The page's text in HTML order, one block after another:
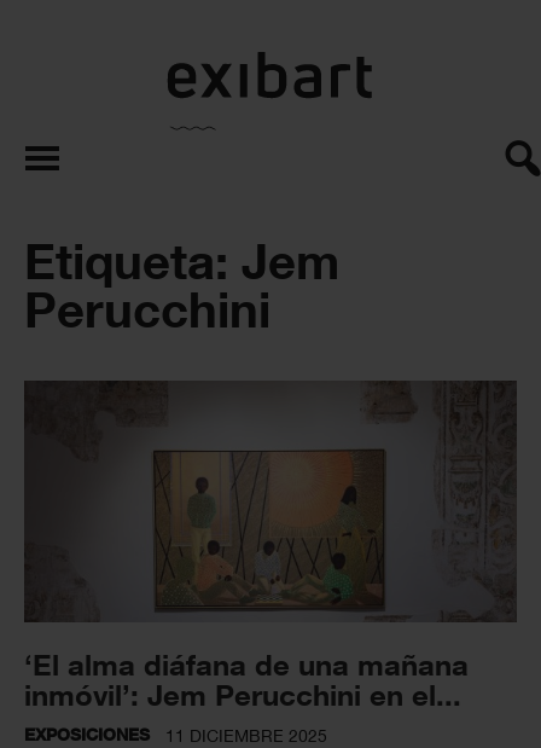
exibart.es
Etiqueta: Jem
Perucchini
‘El alma diáfana de una mañana
inmóvil’: Jem Perucchini en el...
EXPOSICIONES 11 DICIEMBRE 2025